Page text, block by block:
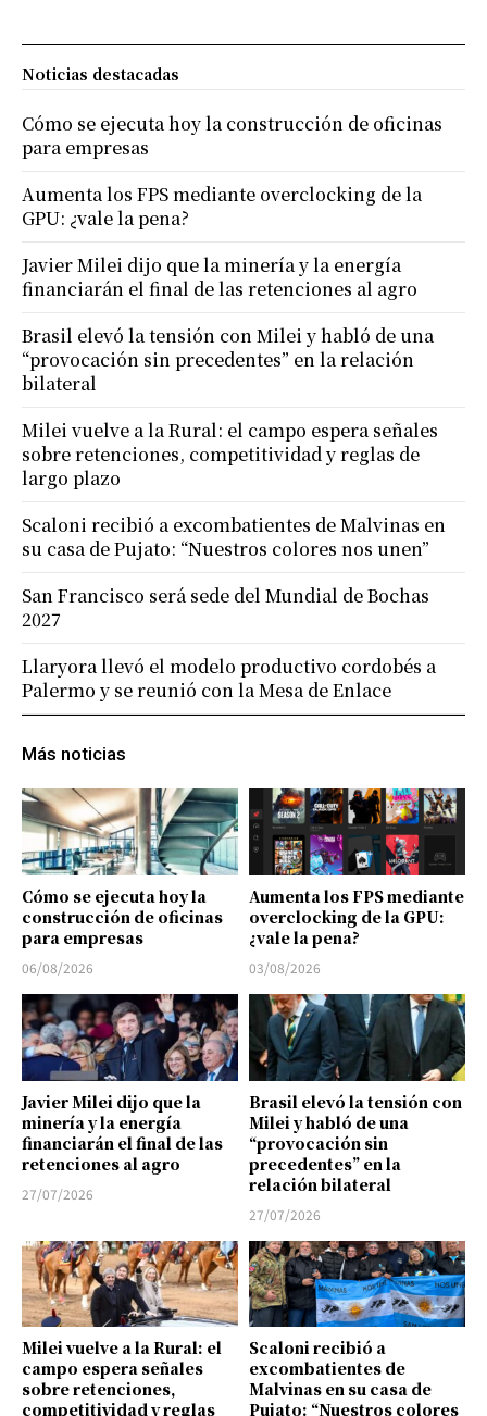
Más noticias
Cómo se ejecuta hoy la
construcción de oficinas
para empresas
06/08/2026
Aumenta los FPS mediante
overclocking de la GPU:
¿vale la pena?
03/08/2026
Javier Milei dijo que la
minería y la energía
financiarán el final de las
retenciones al agro
27/07/2026
Brasil elevó la tensión con
Milei y habló de una
“provocación sin
precedentes” en la
relación bilateral
27/07/2026
Milei vuelve a la Rural: el
campo espera señales
sobre retenciones,
competitividad y reglas
Scaloni recibió a
excombatientes de
Malvinas en su casa de
Pujato: “Nuestros colores
Noticias destacadas
Cómo se ejecuta hoy la construcción de oficinas
para empresas
Aumenta los FPS mediante overclocking de la
GPU: ¿vale la pena?
Javier Milei dijo que la minería y la energía
financiarán el final de las retenciones al agro
Brasil elevó la tensión con Milei y habló de una
“provocación sin precedentes” en la relación
bilateral
Milei vuelve a la Rural: el campo espera señales
sobre retenciones, competitividad y reglas de
largo plazo
Scaloni recibió a excombatientes de Malvinas en
su casa de Pujato: “Nuestros colores nos unen”
San Francisco será sede del Mundial de Bochas
2027
Llaryora llevó el modelo productivo cordobés a
Palermo y se reunió con la Mesa de Enlace